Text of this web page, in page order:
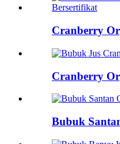
Cranberry
Cranberry
Bubuk